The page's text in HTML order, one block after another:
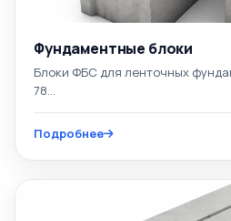
Фундаментные блоки
Блоки ФБС для ленточных
78...
Подробнее